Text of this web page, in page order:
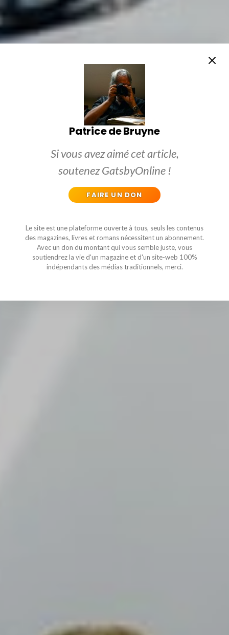
Patrice de Bruyne
Si vous avez aimé cet article,
soutenez GatsbyOnline !
FAIRE UN DON
Le site est une plateforme ouverte à tous, seuls les contenus
des magazines, livres et romans nécessitent un abonnement.
Avec un don du montant qui vous semble juste, vous
soutiendrez la vie d'un magazine et d'un site-web 100%
indépendants des médias traditionnels, merci.